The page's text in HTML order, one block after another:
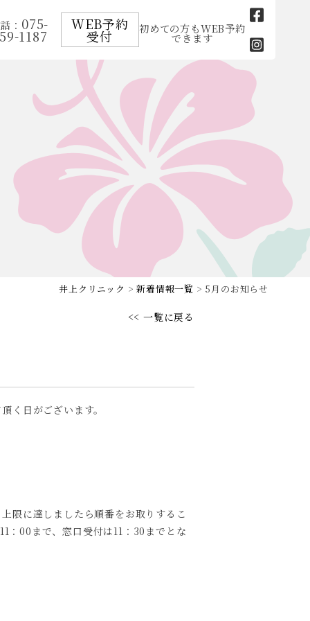
： 075-
1187
WEB予約
受付 初めての方もWEB予約
できます
井上クリニック >新着情報一覧 > 5月のお知らせ
<< 一覧に戻る
く日がございます。
限に達しましたら順番をお取りするこ
：00まで、窓口受付は11：30までとな